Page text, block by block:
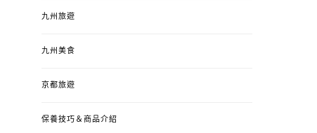
九州旅遊
九州美食
京都旅遊
保養技巧＆商品介紹